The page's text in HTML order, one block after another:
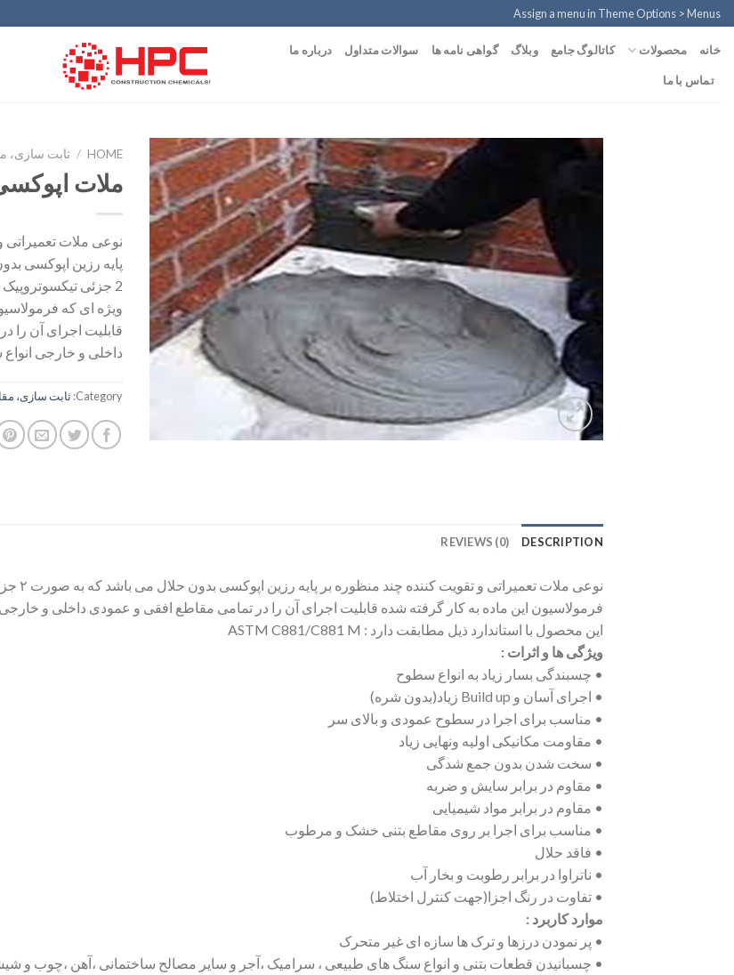
Skip
to
content
Assign a menu in Theme Options > Menus
خانه محصولات کاتالوگ جامع وبلاگ گواهی نامه ها سوالات متداول درباره ما
تماس با ما
افزودن
به
علاقه
مندی
ها
HOME
/ ثابت سازی،
ملات
نوعی ملات تعمیراتی
پایه رزین اپوکسی
2 جزئی
ویژه ای که
قابلیت اجرای آن را
داخلی و خارجی
Category: ثابت سازی،
DESCRIPTION
REVIEWS (0)
نوعی
فرمولاسیون این ماده به کار گرفته شده قابلیت اجرای آن را در تمامی مقاطع افقی و عمودی داخلی و
این محصول با استاندارد ذیل مطابقت دارد : ASTM C881/C881 M
ویژگی ها و اثرات :
• چسبندگی بسار زیاد به انواع سطوح
• اجرای آسان و Build up زیاد(بدون شره)
• مناسب برای اجرا در سطوح عمودی و بالای سر
• مقاومت مکانیکی اولیه ونهایی زیاد
• سخت شدن بدون جمع شدگی
• مقاوم در برابر سایش و ضربه
• مقاوم در برابر مواد شیمیایی
• مناسب برای اجرا بر روی مقاطع بتنی خشک و مرطوب
• فاقد حلال
• ناتراوا در برابر رطوبت و بخار آب
• تفاوت در رنگ اجزا(جهت کنترل اختلاط)
موارد کاربرد :
• پر نمودن درزها و ترک ها سازه ای غیر متحرک
• چسبانیدن قطعات بتنی و انواع سنگ های طبیعی ، سرامیک ،آجر و سایر مصالح ساختمانی ،آهن ،چوب و